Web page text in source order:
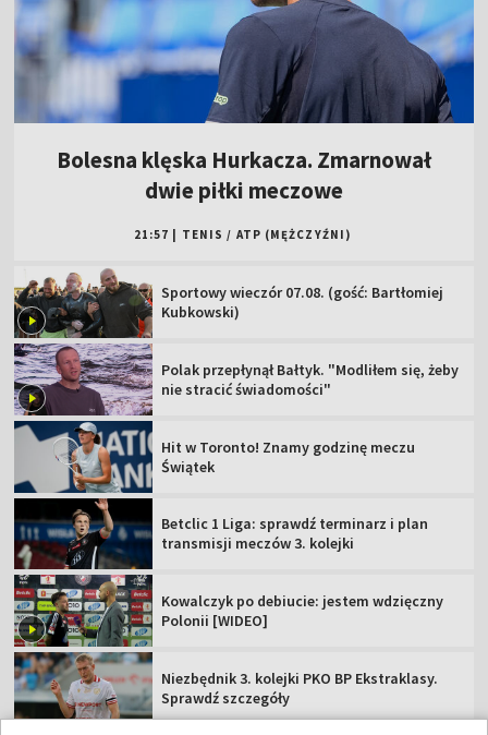
Bolesna klęska Hurkacza. Zmarnował
dwie piłki meczowe
21:57 TENIS / ATP (MĘŻCZYŹNI)
Sportowy wieczór 07.08. (gość: Bartłomiej
Kubkowski)
Polak przepłynął Bałtyk. "Modliłem się, żeby
nie stracić świadomości"
Hit w Toronto! Znamy godzinę meczu
Świątek
Betclic 1 Liga: sprawdź terminarz i plan
transmisji meczów 3. kolejki
Kowalczyk po debiucie: jestem wdzięczny
Polonii [WIDEO]
Niezbędnik 3. kolejki PKO BP Ekstraklasy.
Sprawdź szczegóły